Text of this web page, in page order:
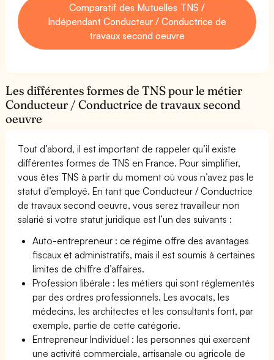
Comparatif des Mutuelles TNS /
Indépendant Conducteur / Conductrice de
travaux second oeuvre
Les différentes formes de TNS pour le métier
Conducteur / Conductrice de travaux second
oeuvre
Tout d’abord, il est important de rappeler qu’il existe
différentes formes de TNS en France. Pour simplifier,
vous êtes TNS à partir du moment où vous n’avez pas le
statut d’employé. En tant que Conducteur / Conductrice
de travaux second oeuvre, vous serez travailleur non
salarié si votre statut juridique est l’un des suivants :
Auto-entrepreneur : ce régime offre des avantages
fiscaux et administratifs, mais il est soumis à certaines
limites de chiffre d’affaires.
Profession libérale : les métiers qui sont réglementés
par des ordres professionnels. Les avocats, les
médecins, les architectes et les consultants font, par
exemple, partie de cette catégorie.
Entrepreneur Individuel : les personnes qui exercent
une activité commerciale, artisanale ou agricole de